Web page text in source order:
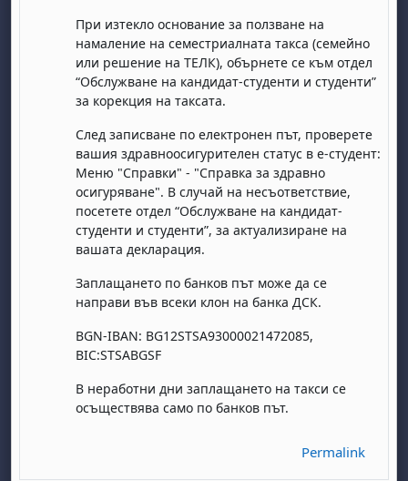
При изтекло основание за ползване на
намаление на семестриалната такса (семейно
или решение на ТЕЛК), обърнете се към отдел
“Обслужване на кандидат-студенти и студенти”
за корекция на таксата.
След записване по електронен път, проверете
вашия здравноосигурителен статус в е-студент:
Меню "Справки" - "Справка за здравно
осигуряване". В случай на несъответствие,
посетете отдел “Обслужване на кандидат-
студенти и студенти”, за актуализиране на
вашата декларация.
Заплащането по банков път може да се
направи във всеки клон на банка ДСК.
BGN-IBAN: BG12STSA93000021472085,
BIC:STSABGSF
В неработни дни заплащането на такси се
осъществява само по банков път.
Permalink
1 agosto
domenica 2 agosto
8 agosto
domenica 9 agosto
domenica 16 agosto
22 agosto
domenica 23 agosto